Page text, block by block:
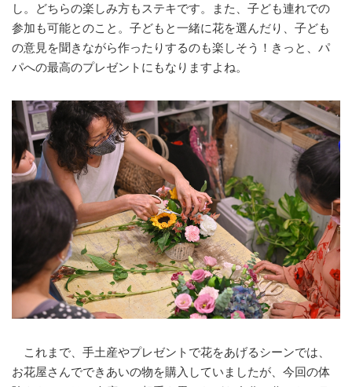
し。どちらの楽しみ方もステキです。また、子ども連れでの
参加も可能とのこと。子どもと一緒に花を選んだり、子ども
の意見を聞きながら作ったりするのも楽しそう！きっと、パ
パへの最高のプレゼントにもなりますよね。
これまで、手土産やプレゼントで花をあげるシーンでは、
お花屋さんでできあいの物を購入していましたが、今回の体